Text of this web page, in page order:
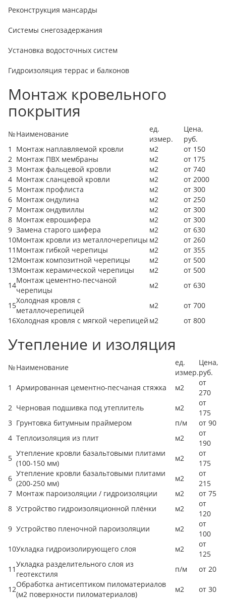
Реконструкция мансарды
Системы снегозадержания
Установка водосточных систем
Гидроизоляция террас и балконов
Монтаж кровельного
покрытия
№Наименование
ед.
измер.
Цена,
руб.
1
Монтаж наплавляемой кровли м2
от 150
2 Монтаж ПВХ мембраны м2
от 175
3 Монтаж фальцевой кровли м2
от 740
4 Монтаж сланцевой кровли м2
от 2000
5 Монтаж профлиста м2
от 300
6 Монтаж ондулина м2
от 250
7 Монтаж ондувиллы м2
от 300
8 Монтаж еврошифера м2
от 300
9 Замена старого шифера м2
от 630
10Монтаж кровли из металлочерепицы м2
от 260
11 Монтаж гибкой черепицы м2
от 355
12Монтаж композитной черепицы м2
от 500
13Монтаж керамической черепицы м2
от 500
14
Монтаж цементно-песчаной
черепицы
м2 от 630
15
Холодная кровля с
металлочерепицей
м2
от 700
16Холодная кровля с мягкой черепицей м2 от 800
Утепление и изоляция
№Наименование
ед.
измер.
Цена,
руб.
1 Армированная цементно-песчаная стяжка м2
от
270
2 Черновая подшивка под утеплитель м2
от
175
3 Грунтовка битумным праймером п/м
от 90
4 Теплоизоляция из плит м2
от
190
5
Утепление кровли базальтовыми плитами
(100-150 мм)
м2
от
175
6
Утепление кровли базальтовыми плитами
(200-250 мм)
м2
от
215
7 Монтаж пароизоляции / гидроизоляции м2
от 75
8 Устройство гидроизоляционной плёнки м2
от
120
9 Устройство пленочной пароизоляции м2
от
100
10Укладка гидроизолирующего слоя м2
от
125
11
Укладка разделительного слоя из
геотекстиля
п/м от 20
12
Обработка антисептиком пиломатериалов
(м2 поверхности пиломатериалов)
м2 от 30